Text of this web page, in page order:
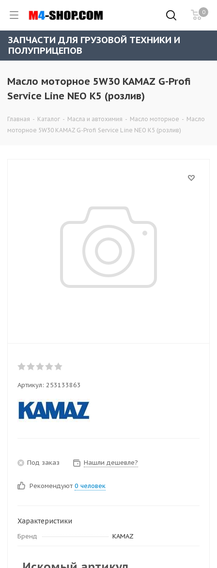
0
ЗАПЧАСТИ ДЛЯ ГРУЗОВОЙ ТЕХНИКИ И
ПОЛУПРИЦЕПОВ
Масло моторное 5W30 KAMAZ G-Profi
Service Line NEO K5 (розлив)
Главная - Каталог - Масла и автохимия - Масло моторное - Масло
моторное 5W30 KAMAZ G-Profi Service Line NEO K5 (розлив)
Артикул: 253133863
Под заказ Нашли дешевле?
Рекомендуют 0 человек
Характеристики
Бренд KAMAZ